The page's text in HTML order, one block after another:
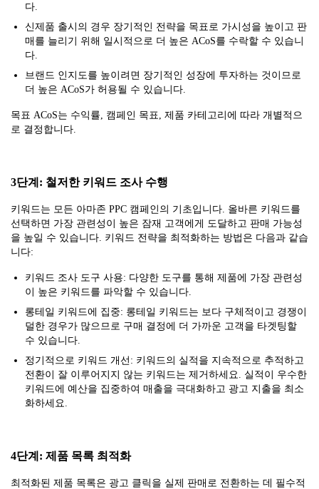
다.
신제품 출시의 경우 장기적인 전략을 목표로 가시성을 높이고 판
매를 늘리기 위해 일시적으로 더 높은 ACoS를 수락할 수 있습니
다.
브랜드 인지도를 높이려면 장기적인 성장에 투자하는 것이므로
더 높은 ACoS가 허용될 수 있습니다.
목표 ACoS는 수익률, 캠페인 목표, 제품 카테고리에 따라 개별적으
로 결정합니다.
3단계: 철저한 키워드 조사 수행
키워드는 모든 아마존 PPC 캠페인의 기초입니다. 올바른 키워드를
선택하면 가장 관련성이 높은 잠재 고객에게 도달하고 판매 가능성
을 높일 수 있습니다. 키워드 전략을 최적화하는 방법은 다음과 같습
니다:
키워드 조사 도구 사용: 다양한 도구를 통해 제품에 가장 관련성
이 높은 키워드를 파악할 수 있습니다.
롱테일 키워드에 집중: 롱테일 키워드는 보다 구체적이고 경쟁이
덜한 경우가 많으므로 구매 결정에 더 가까운 고객을 타겟팅할
수 있습니다.
정기적으로 키워드 개선: 키워드의 실적을 지속적으로 추적하고
전환이 잘 이루어지지 않는 키워드는 제거하세요. 실적이 우수한
키워드에 예산을 집중하여 매출을 극대화하고 광고 지출을 최소
화하세요.
4단계: 제품 목록 최적화
최적화된 제품 목록은 광고 클릭을 실제 판매로 전환하는 데 필수적